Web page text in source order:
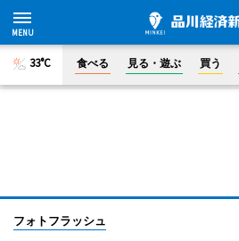
33°C 食べる 見る・遊ぶ 買う
フォトフラッシュ